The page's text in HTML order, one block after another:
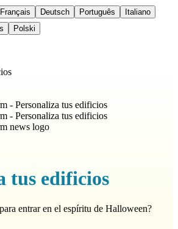
Français Deutsch Português
Italiano
Polski
tus edificios
entrar en el espíritu de Halloween?